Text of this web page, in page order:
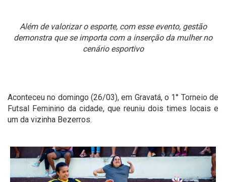
Além de valorizar o esporte, com esse evento, gestão
demonstra que se importa com a inserção da mulher no
cenário esportivo
Aconteceu no domingo (26/03), em Gravatá, o 1° Torneio de
Futsal Feminino da cidade, que reuniu dois times locais e
um da vizinha Bezerros.